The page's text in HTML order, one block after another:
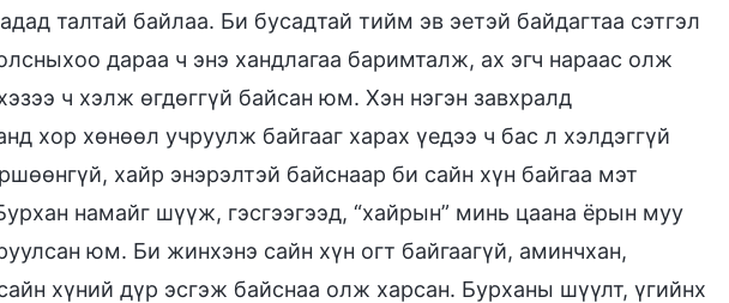
талтай байлаа. Би бусадтай тийм эв эетэй байдагтаа сэтгэл
дараа ч энэ хандлагаа баримталж, ах эгч нараас олж
ч хэлж өгдөггүй байсан юм. Хэн нэгэн завхралд
хор хөнөөл учруулж байгааг харах үедээ ч бас л хэлдэггүй
хайр энэрэлтэй байснаар би сайн хүн байгаа мэт
намайг шүүж, гэсгээгээд, “хайрын” минь цаана ёрын муу
юм. Би жинхэнэ сайн хүн огт байгаагүй, аминчхан,
хүний дүр эсгэж байснаа олж харсан. Бурханы шүүлт, үгийнх